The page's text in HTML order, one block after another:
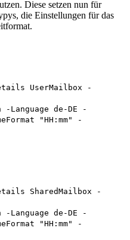
Diese setzen nun für
die Einstellungen für das
UserMailbox -
Language de-DE -
"HH:mm" -
SharedMailbox -
Language de-DE -
"HH:mm" -